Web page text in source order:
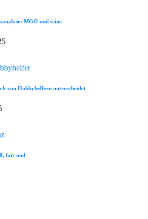
MGO und seine
von Hobbyhelfern unterscheidet
fair und